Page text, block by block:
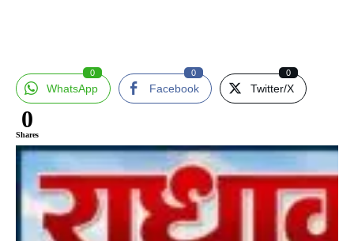
WhatsApp
0
Facebook
0
Twitter/X
0
0
Shares